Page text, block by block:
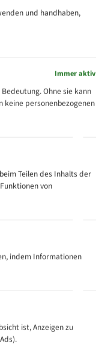
)
und handhaben,
Immer aktiv
Ohne sie kann
keine personenbezogenen
Teilen des Inhalts der
von
indem Informationen
ist, Anzeigen zu